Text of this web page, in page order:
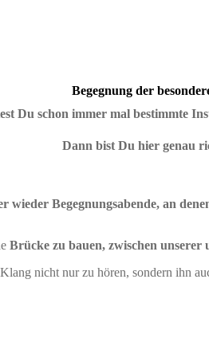
Begegnung der
Du schon immer mal bestimmte
Dann bist Du hier genau
wieder Begegnungsabende, an
Brücke zu bauen, zwischen unserer
nicht nur zu hören, sondern ihn